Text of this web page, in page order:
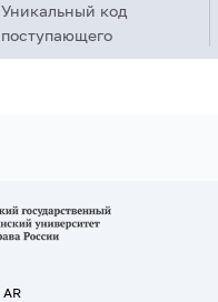
Уникальный код
поступающего
AR